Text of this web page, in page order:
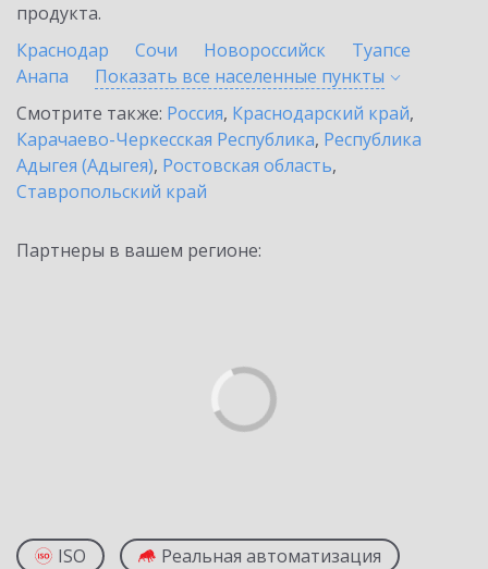
продукта.
Краснодар
Сочи Новороссийск
Туапсе
Анапа
Показать все населенные пункты
Смотрите также: Россия, Краснодарский край,
Карачаево-Черкесская Республика, Республика
Адыгея (Адыгея), Ростовская область,
Ставропольский край
Партнеры в вашем регионе:
ISO Реальная автоматизация